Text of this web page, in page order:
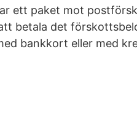
ett paket mot
betala det
bankkort eller med